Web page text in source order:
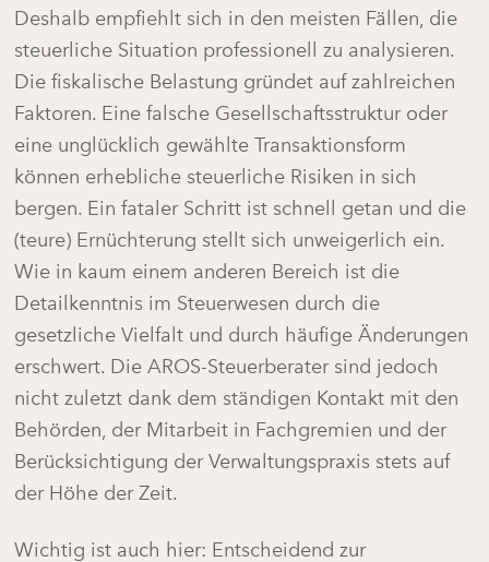
Deshalb empfiehlt sich in den meisten Fällen, die
steuerliche Situation professionell zu analysieren.
Die fiskalische Belastung gründet auf zahlreichen
Faktoren. Eine falsche Gesellschaftsstruktur oder
eine unglücklich gewählte Transaktionsform
können erhebliche steuerliche Risiken in sich
bergen. Ein fataler Schritt ist schnell getan und die
(teure) Ernüchterung stellt sich unweigerlich ein.
Wie in kaum einem anderen Bereich ist die
Detailkenntnis im Steuerwesen durch die
gesetzliche Vielfalt und durch häufige Änderungen
erschwert. Die AROS-Steuerberater sind jedoch
nicht zuletzt dank dem ständigen Kontakt mit den
Behörden, der Mitarbeit in Fachgremien und der
Berücksichtigung der Verwaltungspraxis stets auf
der Höhe der Zeit.
Wichtig ist auch hier: Entscheidend zur